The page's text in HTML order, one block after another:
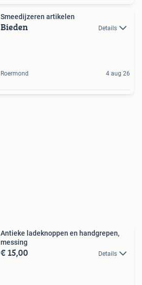
Smeedijzeren artikelen
Bieden Details
Roermond 4 aug 26
Antieke ladeknoppen en handgrepen,
messing
€ 15,00 Details